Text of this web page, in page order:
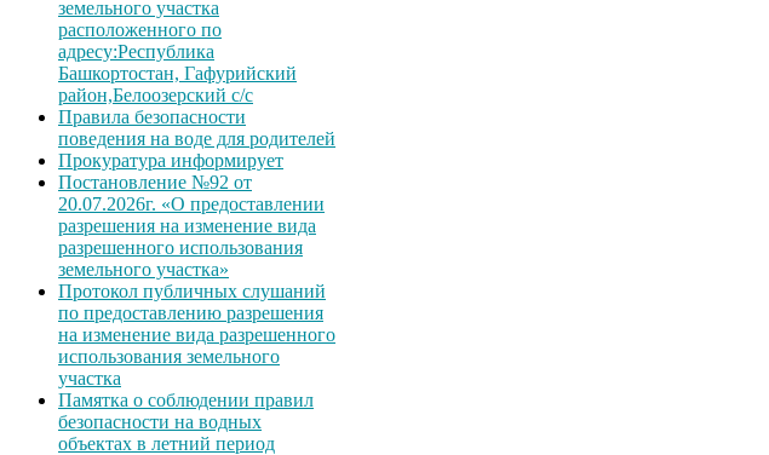
земельного участка
расположенного по
адресу:Республика
Башкортостан, Гафурийский
район,Белоозерский с/с
Правила безопасности
поведения на воде для родителей
Прокуратура информирует
Постановление №92 от
20.07.2026г. «О предоставлении
разрешения на изменение вида
разрешенного использования
земельного участка»
Протокол публичных слушаний
по предоставлению разрешения
на изменение вида разрешенного
использования земельного
участка
Памятка о соблюдении правил
безопасности на водных
объектах в летний период